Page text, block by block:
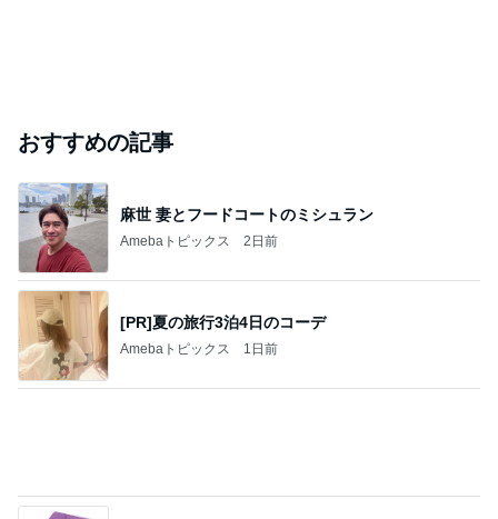
おすすめの記事
麻世 妻とフードコートのミシュラン
Amebaトピックス 2日前
[PR]夏の旅行3泊4日のコーデ
Amebaトピックス 1日前